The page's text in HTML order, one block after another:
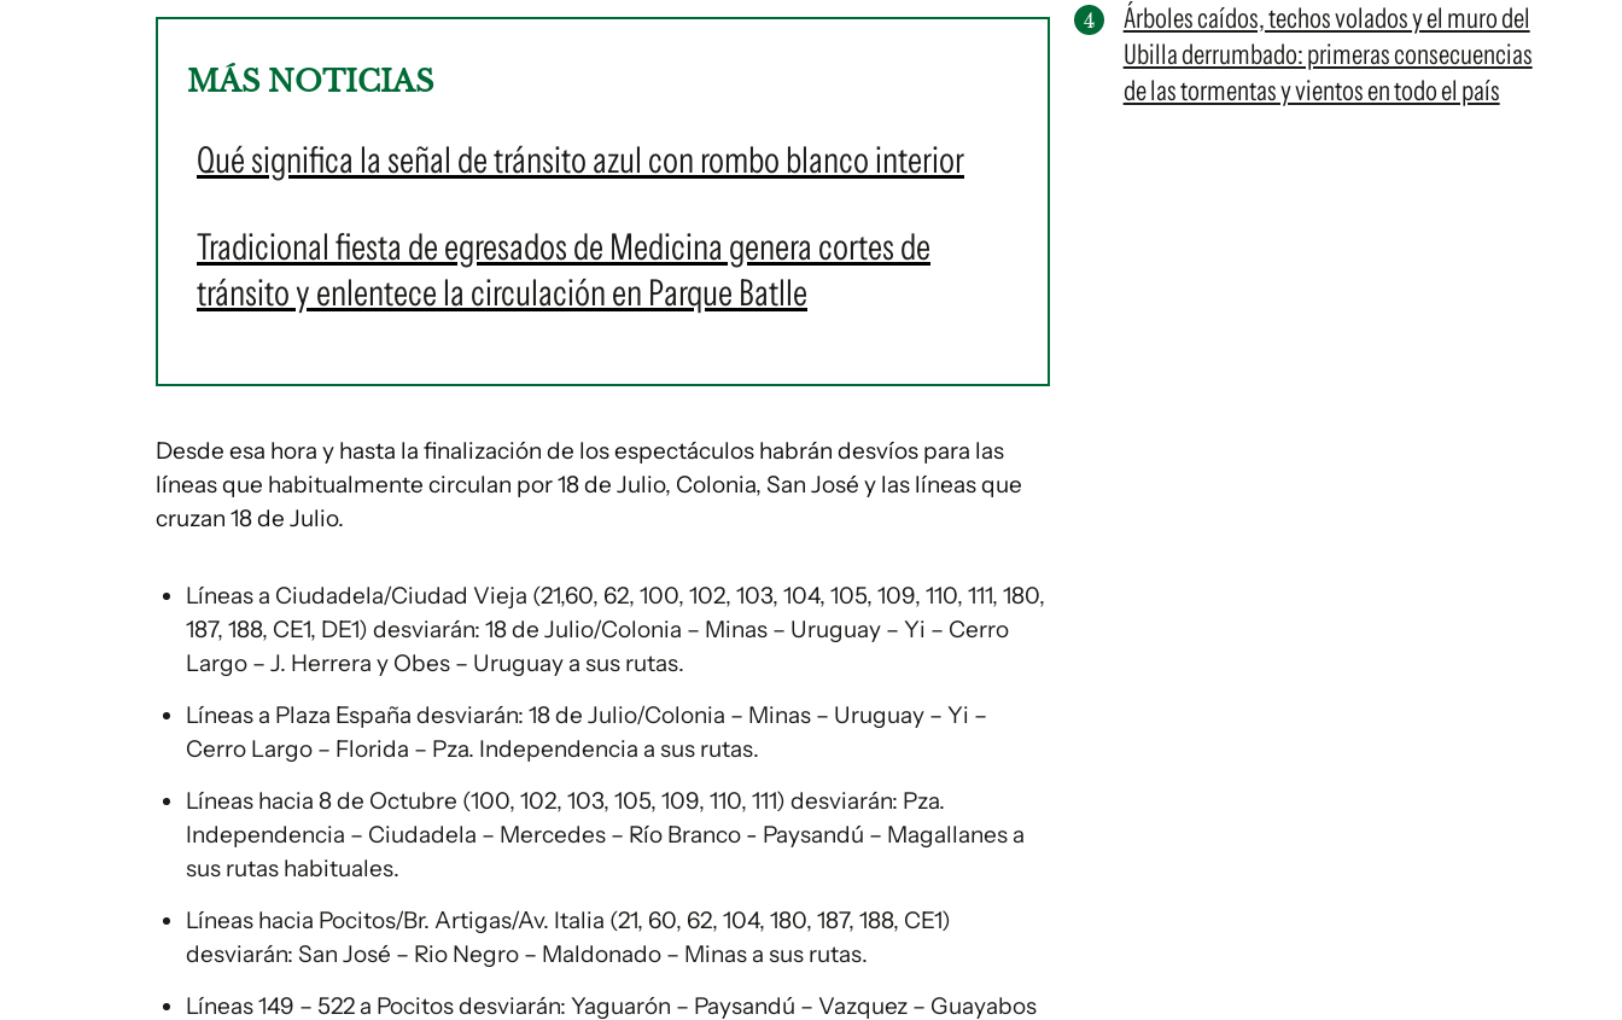
MÁS NOTICIAS
Qué significa la señal de tránsito azul con rombo blanco interior
Tradicional fiesta de egresados de Medicina genera cortes de
tránsito y enlentece la circulación en Parque Batlle
Desde esa hora y hasta la finalización de los espectáculos habrán desvíos para las
líneas que habitualmente circulan por 18 de Julio, Colonia, San José y las líneas que
cruzan 18 de Julio.
Líneas a Ciudadela/Ciudad Vieja (21,60, 62, 100, 102, 103, 104, 105, 109, 110, 111, 180,
187, 188, CE1, DE1) desviarán: 18 de Julio/Colonia – Minas – Uruguay – Yi – Cerro
Largo – J. Herrera y Obes – Uruguay a sus rutas.
Líneas a Plaza España desviarán: 18 de Julio/Colonia – Minas – Uruguay – Yi –
Cerro Largo – Florida – Pza. Independencia a sus rutas.
Líneas hacia 8 de Octubre (100, 102, 103, 105, 109, 110, 111) desviarán: Pza.
Independencia – Ciudadela – Mercedes – Río Branco - Paysandú – Magallanes a
sus rutas habituales.
Líneas hacia Pocitos/Br. Artigas/Av. Italia (21, 60, 62, 104, 180, 187, 188, CE1)
desviarán: San José – Rio Negro – Maldonado – Minas a sus rutas.
Líneas 149 – 522 a Pocitos desviarán: Yaguarón – Paysandú – Vazquez – Guayabos
Árboles caídos, techos volados y el muro del
Ubilla derrumbado: primeras consecuencias
de las tormentas y vientos en todo el país